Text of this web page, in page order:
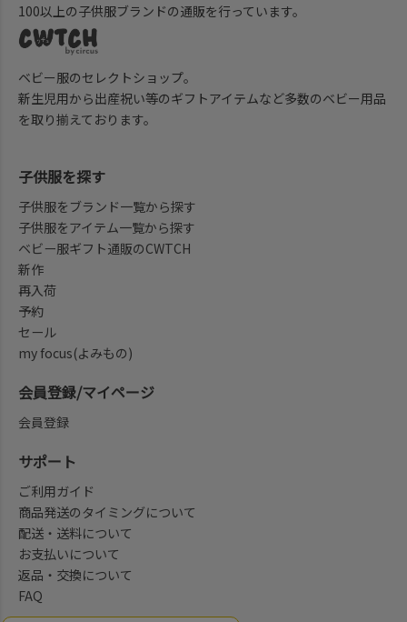
100以上の子供服ブランドの通販を行っています。
ベビー服のセレクトショップ。
新生児用から出産祝い等のギフトアイテムなど多数のベビー用品
を取り揃えております。
子供服を探す
子供服をブランド一覧から探す
子供服をアイテム一覧から探す
ベビー服ギフト通販のCWTCH
新作
再入荷
予約
セール
my focus(よみもの)
会員登録/マイページ
会員登録
サポート
ご利用ガイド
商品発送のタイミングについて
配送・送料について
お支払いについて
返品・交換について
FAQ